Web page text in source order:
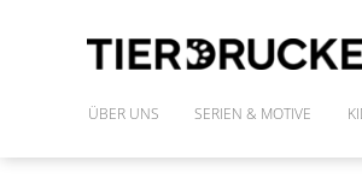
ÜBER UNS SERIEN & MOTIVE
IM WILDEN WALD